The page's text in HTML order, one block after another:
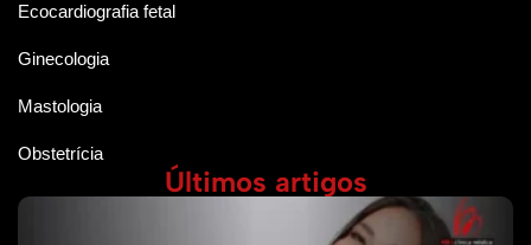
Ecocardiografia fetal
Ginecologia
Mastologia
Obstetrícia
Últimos artigos